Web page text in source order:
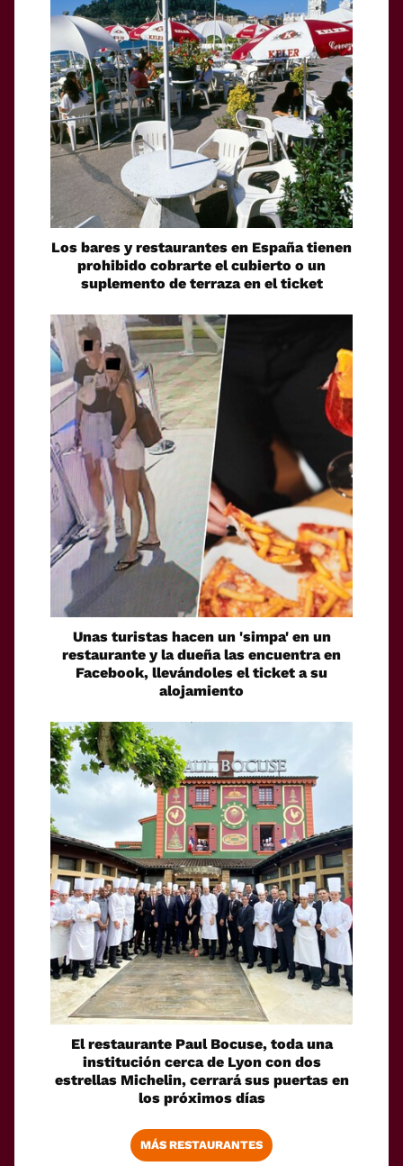
Los bares y restaurantes en España tienen
prohibido cobrarte el cubierto o un
suplemento de terraza en el ticket
Unas turistas hacen un 'simpa' en un
restaurante y la dueña las encuentra en
Facebook, llevándoles el ticket a su
alojamiento
El restaurante Paul Bocuse, toda una
institución cerca de Lyon con dos
estrellas Michelin, cerrará sus puertas en
los próximos días
MÁS RESTAURANTES